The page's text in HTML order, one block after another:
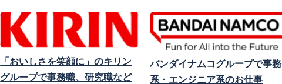
「おいしさを笑顔に」のキリン
グループで事務職、研究職など
バンダイナムコグループで事務
系・エンジニア系のお仕事